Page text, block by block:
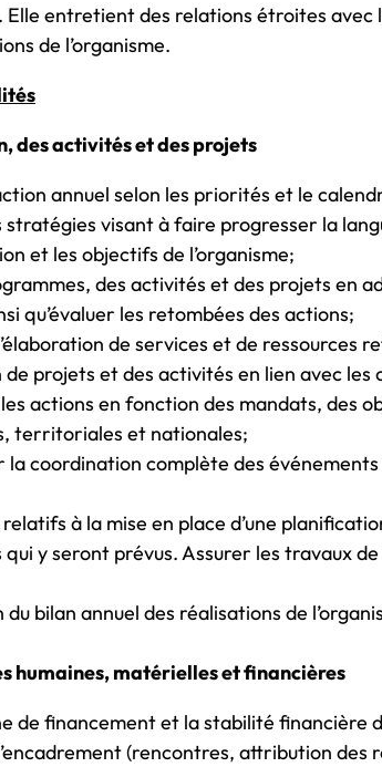
Elle entretient des relations étroites
de l’organisme.
des activités et des projets
annuel selon les priorités et le
stratégies visant à faire progresser la
et les objectifs de l’organisme;
des activités et des projets en
qu’évaluer les retombées des actions;
de services et de ressources
projets et des activités en lien avec les
actions en fonction des mandats, des
territoriales et nationales;
coordination complète des
à la mise en place d’une
y seront prévus. Assurer les travaux
bilan annuel des réalisations de
humaines, matérielles et financières
de financement et la stabilité financière
(rencontres, attribution des